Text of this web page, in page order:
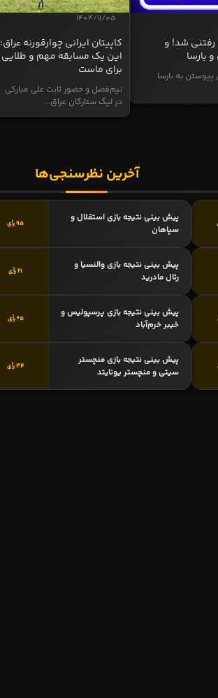
رفتنی شد! و
بارسا
پیوستن به بارسا
1404/11/05
کاپیتان ایرانی چوارقورنه عراق:
این یک مسابقه مهم و طلایی
برای ماست
نیم‌فصل و حضور ثابت علی مبارکی
در لیگ ستارگان عراق...
آخرین نظرسنجی‌ها
پیش بینی نتیجه بازی استقلال و
سپاهان
95 رأی
پیش بینی نتیجه بازی والنسیا و
رئال مادرید
21 رأی
پیش بینی نتیجه بازی پرسپولیس و
خیبر خرم‌آباد
65 رأی
پیش بینی نتیجه بازی منچستر
سیتی و منچستر یونایتد
34 رأی